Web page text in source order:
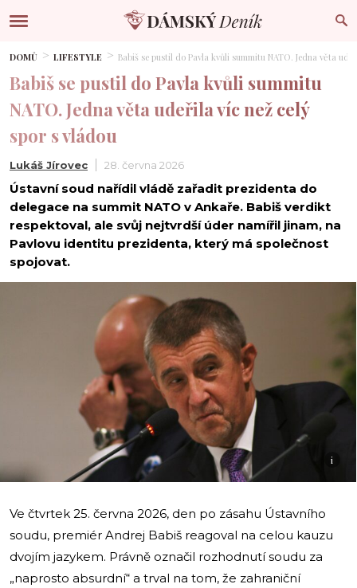
DOMŮ LIFESTYLE Babiš se pustil do Pavla kvůli summitu NATO. Jedna věta
Babiš se pustil do Pavla kvůli summitu
NATO. Jedna věta udeřila víc než celý
spor s vládou
Lukáš Jírovec 28. června 2026
Ústavní soud nařídil vládě zařadit prezidenta do
delegace na summit NATO v Ankaře. Babiš verdikt
respektoval, ale svůj nejtvrdší úder namířil jinam, na
Pavlovu identitu prezidenta, který má společnost
spojovat.
i
Ve čtvrtek 25. června 2026, den po zásahu Ústavního
soudu, premiér Andrej Babiš reagoval na celou kauzu
dvojím jazykem. Právně označil rozhodnutí soudu za
„naprosto absurdní“ a trval na tom, že zahraniční